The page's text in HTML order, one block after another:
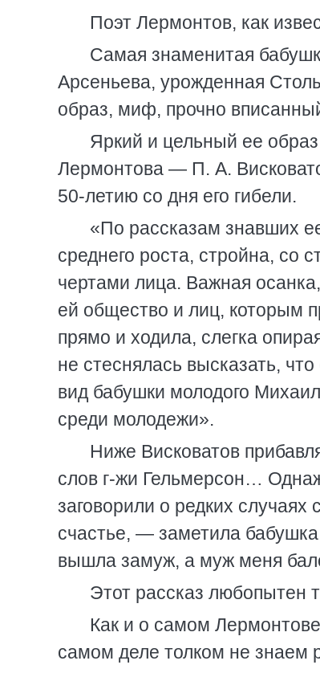
Поэт Лермонтов, как
Самая знаменитая
Арсеньева, урожденная
образ, миф, прочно
Яркий и цельный ее
Лермонтова — П. А.
50-летию со дня его гибели.
«По рассказам знавших
среднего роста, стройна, со
чертами лица. Важная
ей общество и лиц, которым
прямо и ходила, слегка
не стеснялась высказать,
вид бабушки молодого
среди молодежи».
Ниже Висковатов
слов г-жи Гельмерсон…
заговорили о редких случаях
счастье, — заметила
вышла замуж, а муж меня
Этот рассказ любопытен
Как и о самом
самом деле толком не знаем